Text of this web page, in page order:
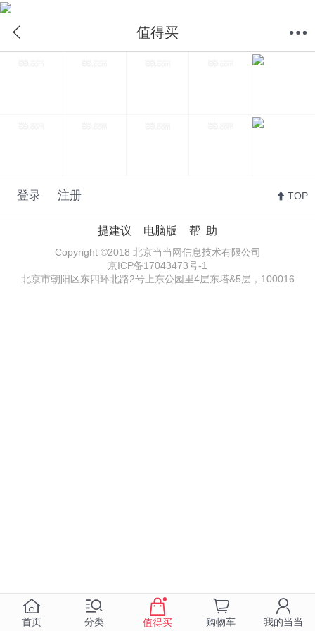
值得买
登录 注册 TOP
提建议 电脑版 帮 助
Copyright ©2018 北京当当网信息技术有限公司
京ICP备17043473号-1
北京市朝阳区东四环北路2号上东公园里4层东塔&5层，100016
首页 分类 值得买 购物车 我的当当